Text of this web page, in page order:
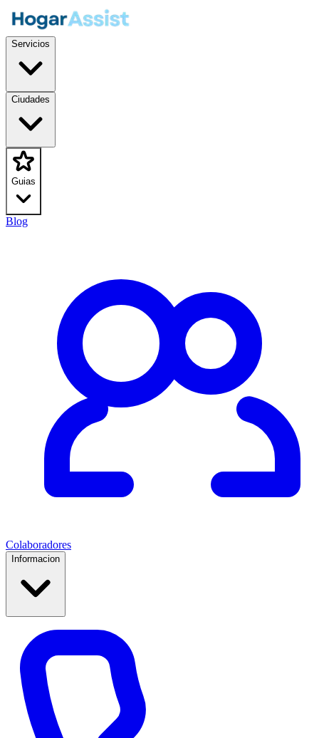
Servicios
Ciudades
Guias
Blog
Colaboradores
Informacion